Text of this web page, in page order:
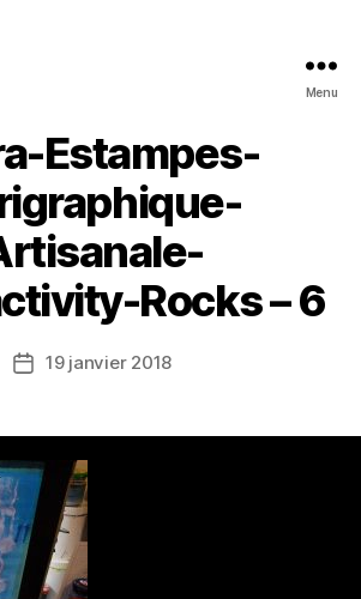
Menu
Estampes-
Rocks – 6
Date19 janvier 2018